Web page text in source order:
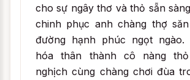
cho sự ngây thơ và thỏ sẵn
chinh phục anh chàng thợ
đường hạnh phúc ngọt ngào.
hóa thân thành cô nàng
nghịch cùng chàng chơi đùa